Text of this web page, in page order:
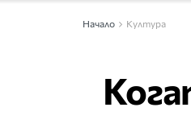
Начало Култура